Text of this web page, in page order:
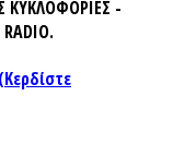
ΚΥΚΛΟΦΟΡΙΕΣ -